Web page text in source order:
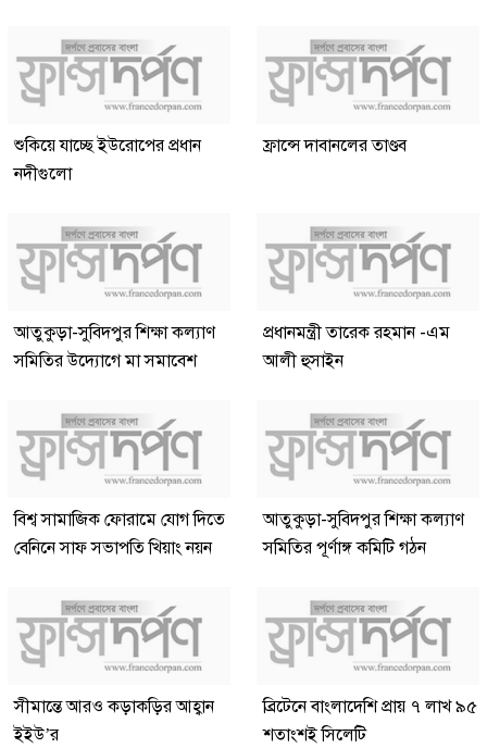
শুকিয়ে যাচ্ছে ইউরোপের প্রধান
নদীগুলো
ফ্রান্সে দাবানলের তাণ্ডব
আতুকুড়া-সুবিদপুর শিক্ষা কল্যাণ
সমিতির উদ্যোগে মা সমাবেশ
প্রধানমন্ত্রী তারেক রহমান -এম
আলী হুসাইন
বিশ্ব সামাজিক ফোরামে যোগ দিতে
বেনিনে সাফ সভাপতি খিয়াং নয়ন
আতুকুড়া-সুবিদপুর শিক্ষা কল্যাণ
সমিতির পূর্ণাঙ্গ কমিটি গঠন
সীমান্তে আরও কড়াকড়ির আহ্বান
ইইউ’র
ব্রিটেনে বাংলাদেশি প্রায় ৭ লাখ ৯৫
শতাংশই সিলেটি